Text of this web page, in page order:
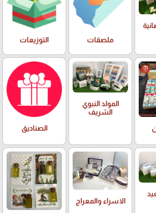
ملصقات
التوزيعات
المولد النبوي
الشريف
الصناديق
الاسراء والمعراج